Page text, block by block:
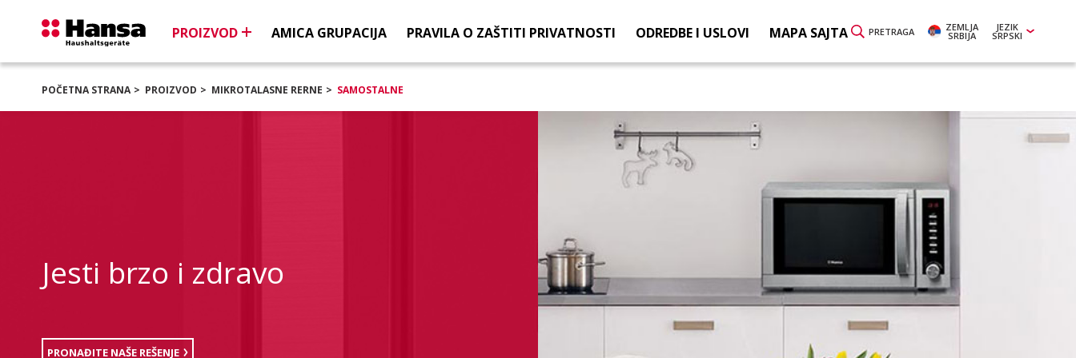
PRETRAGA ZEMLJA
SRBIJA
JEZIK
SRPSKI
PROIZVOD AMICA GRUPACIJA PRAVILA O ZAŠTITI PRIVATNOSTI ODREDBE I USLOVI MAPA SAJTA
POČETNA STRANA PROIZVOD MIKROTALASNE RERNE SAMOSTALNE
Jesti brzo i zdravo
PRONAĐITE NAŠE REŠENJE